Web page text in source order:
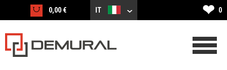
0,00 € IT ❤ 0